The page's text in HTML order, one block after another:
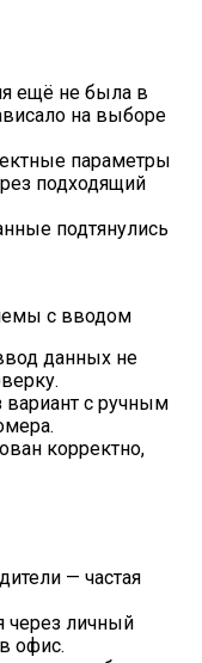
ещё не была в
на выборе
параметры
подходящий
подтянулись
с вводом
данных не
с ручным
корректно,
— частая
через личный
офис.